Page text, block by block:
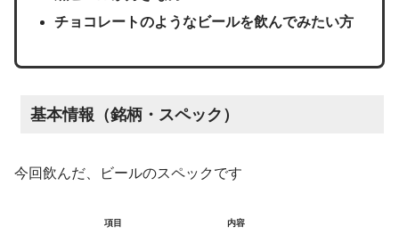
チョコレートのようなビールを飲んでみたい方
基本情報（銘柄・スペック）
今回飲んだ、ビールのスペックです
項目 内容